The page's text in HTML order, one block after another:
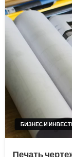
БИЗНЕС И
Печать